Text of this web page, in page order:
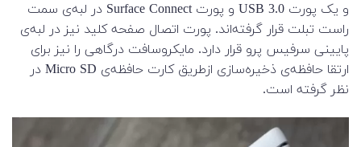
و یک پورت USB 3.0 و پورت Surface Connect در لبه‌ی سمت
راست تبلت قرار گرفته‌اند. پورت اتصال صفحه کلید نیز در لبه‌ی
پایینی سرفیس پرو قرار دارد. مایکروسافت درگاهی را نیز برای
ارتقا حافظه‌ی ذخیره‌سازی ازطریق کارت حافظه‌ی Micro SD در
نظر گرفته است.